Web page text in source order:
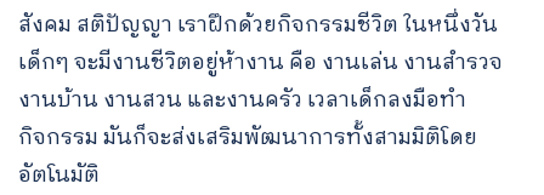
สังคม สติปัญญา เราฝึกด้วยกิจกรรมชีวิต ในหนึ่งวัน
เด็กๆ จะมีงานชีวิตอยู่ห้างาน คือ งานเล่น งานสํารวจ
งานบ้าน งานสวน และงานครัว เวลาเด็กลงมือทำ
กิจกรรม มันก็จะส่งเสริมพัฒนาการทั้งสามมิติโดย
อัตโนมัติ